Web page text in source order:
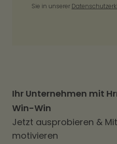
Sie in unserer
Ihr Unternehmen mit
Win-Win
Jetzt ausprobieren &
motivieren